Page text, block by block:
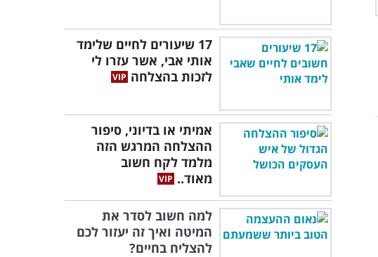
17 שיעורים לחיים שלימד
אותי אבי, אשר עזרו לי
לזכות בהצלחה
אמיתי או בדיוני, סיפור
ההצלחה המרגש הזה
מלמד לקח חשוב
מאוד..
למה חשוב לסדר את
המיטה ואיך זה יעזור לכם
להצליח בחיים?